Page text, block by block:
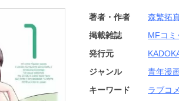
著者・作者 森繁拓
掲載雑誌
MFコミ
発行元
ジャンル
青年漫
キーワード
ラブコメ